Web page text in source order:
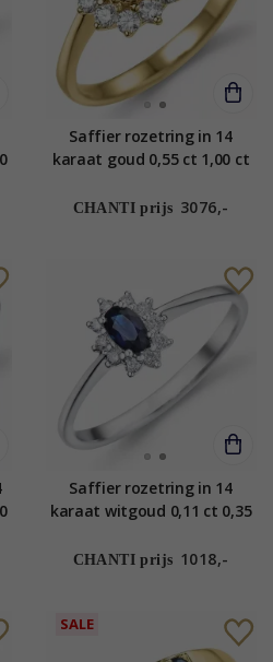
Saffier rozetring in 14
karaat goud 0,55 ct 1,00 ct
CHANTI prijs 3076,-
Saffier rozetring in 14
karaat witgoud 0,11 ct 0,35
CHANTI prijs 1018,-
SALE